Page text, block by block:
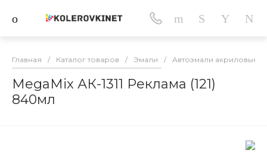
Главная / Каталог товаров / Эмали / Автоэмали акриловые
MegaMix АК-1311 Реклама (121)
840мл